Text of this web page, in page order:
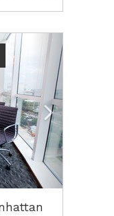
Next2